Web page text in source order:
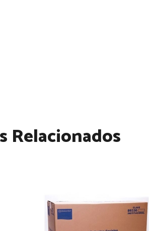
Relacionados